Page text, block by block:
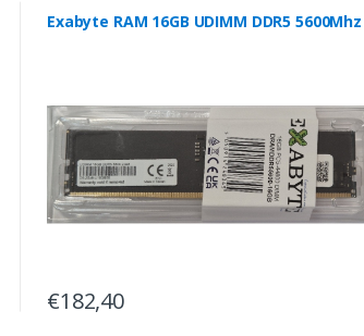
Exabyte RAM 16GB UDIMM DDR5 5600Mhz
€182,40